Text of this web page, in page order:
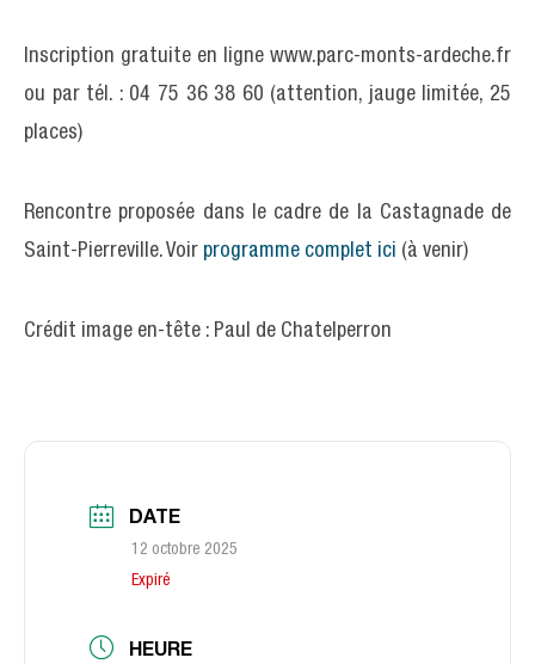
Inscription gratuite en ligne www.parc-monts-ardeche.fr
ou par tél. : 04 75 36 38 60 (attention, jauge limitée, 25
places)
Rencontre proposée dans le cadre de la Castagnade de
Saint-Pierreville. Voir programme complet ici (à venir)
Crédit image en-tête : Paul de Chatelperron
DATE
12 octobre 2025
Expiré
HEURE